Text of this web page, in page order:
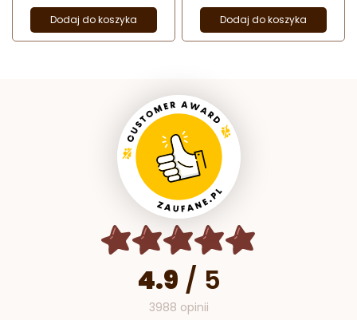
Dodaj do koszyka Dodaj do koszyka
4.9 / 5
3988 opinii